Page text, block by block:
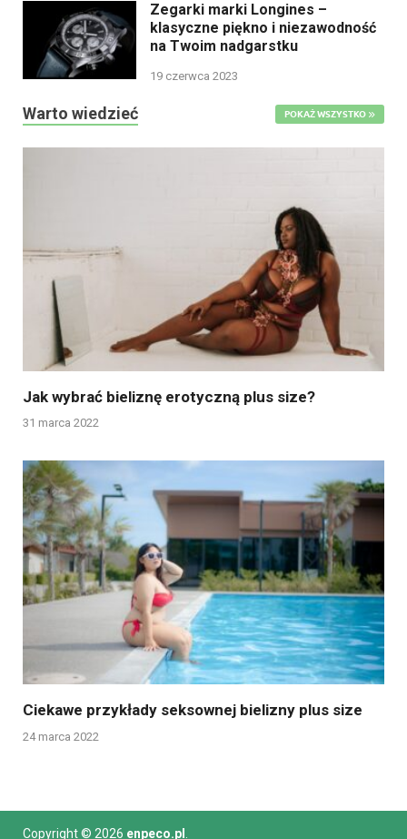
Zegarki marki Longines –
klasyczne piękno i niezawodność
na Twoim nadgarstku
19 czerwca 2023
Warto wiedzieć POKAŻ WSZYSTKO
Jak wybrać bieliznę erotyczną plus size?
31 marca 2022
Ciekawe przykłady seksownej bielizny plus size
24 marca 2022
Copyright © 2026 enpeco.pl